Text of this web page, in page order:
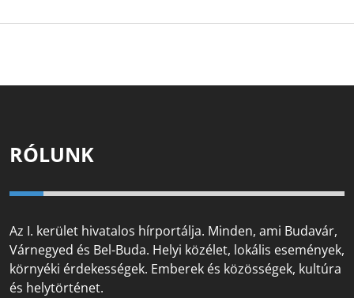
RÓLUNK
Az I. kerület hivatalos hírportálja. Minden, ami Budavár,
Várnegyed és Bel-Buda. Helyi közélet, lokális események,
környéki érdekességek. Emberek és közösségek, kultúra
és helytörténet.